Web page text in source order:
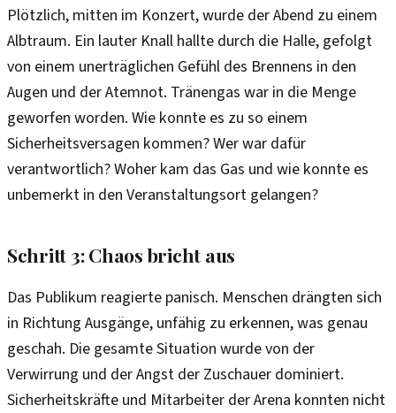
Plötzlich, mitten im Konzert, wurde der Abend zu einem
Albtraum. Ein lauter Knall hallte durch die Halle, gefolgt
von einem unerträglichen Gefühl des Brennens in den
Augen und der Atemnot. Tränengas war in die Menge
geworfen worden. Wie konnte es zu so einem
Sicherheitsversagen kommen? Wer war dafür
verantwortlich? Woher kam das Gas und wie konnte es
unbemerkt in den Veranstaltungsort gelangen?
Schritt 3: Chaos bricht aus
Das Publikum reagierte panisch. Menschen drängten sich
in Richtung Ausgänge, unfähig zu erkennen, was genau
geschah. Die gesamte Situation wurde von der
Verwirrung und der Angst der Zuschauer dominiert.
Sicherheitskräfte und Mitarbeiter der Arena konnten nicht